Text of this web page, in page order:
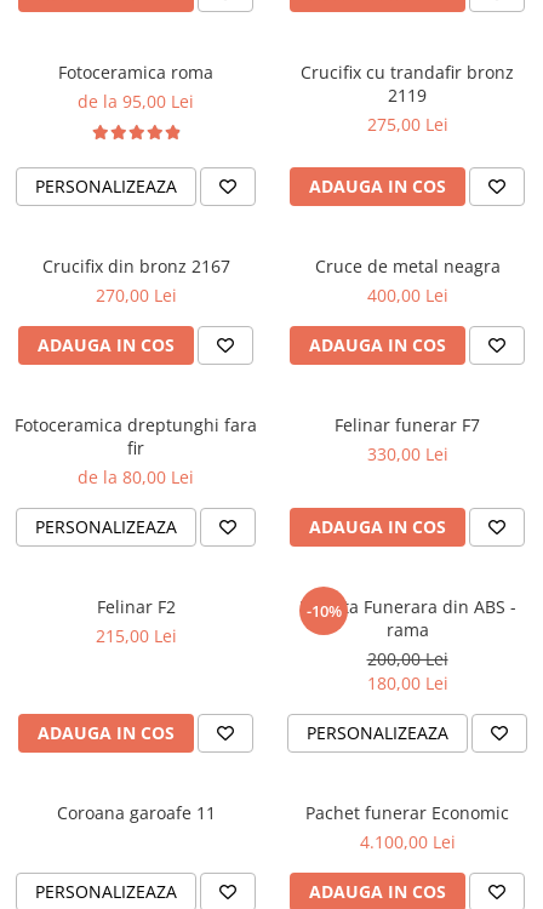
Fotoceramica roma
de la 95,00 Lei
PERSONALIZEAZA
Crucifix cu trandafir bronz
2119
275,00 Lei
ADAUGA IN COS
Crucifix din bronz 2167
270,00 Lei
ADAUGA IN COS
Cruce de metal neagra
400,00 Lei
ADAUGA IN COS
Fotoceramica dreptunghi fara
fir
de la 80,00 Lei
PERSONALIZEAZA
Felinar funerar F7
330,00 Lei
ADAUGA IN COS
Felinar F2
215,00 Lei
ADAUGA IN COS
-10%
Placuta Funerara din ABS -
rama
200,00 Lei
180,00 Lei
PERSONALIZEAZA
Coroana garoafe 11
PERSONALIZEAZA
Pachet funerar Economic
4.100,00 Lei
ADAUGA IN COS